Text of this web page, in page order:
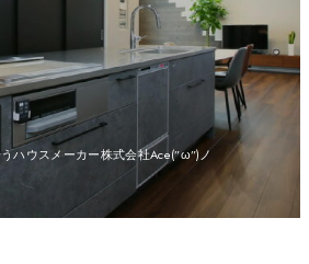
ハウスメーカー株式会社Ace(”ω”)ノ